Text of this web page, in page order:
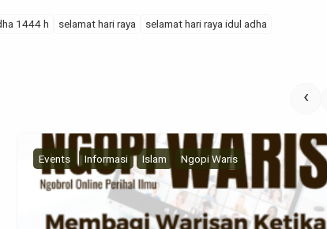
1444 h selamat hari raya
selamat hari raya idul adha
Events Informasi Islam Ngopi Waris
‹